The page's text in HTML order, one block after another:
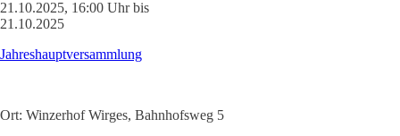
21.10.2025, 16:00 Uhr bis
21.10.2025
Jahreshauptversammlung
Ort: Winzerhof Wirges, Bahnhofsweg 5